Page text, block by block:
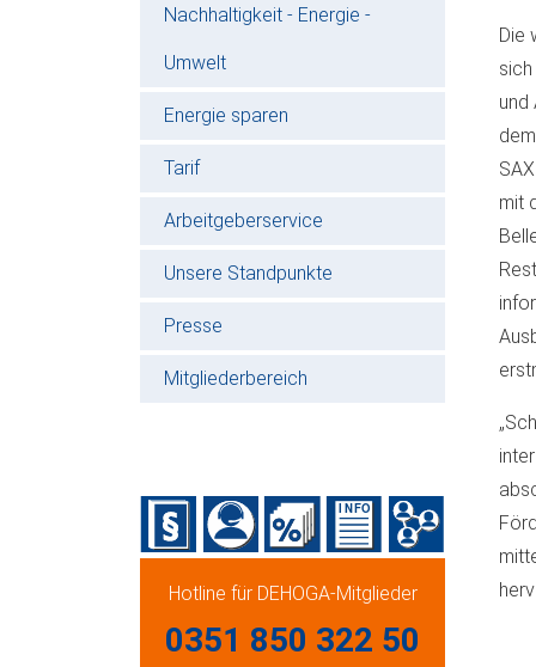
Nachhaltigkeit - Energie -
Umwelt
Energie sparen
Tarif
Arbeitgeberservice
Unsere Standpunkte
Presse
Mitgliederbereich
Hotline für DEHOGA-Mitglieder
0351 850 322 50
Die
und
mit